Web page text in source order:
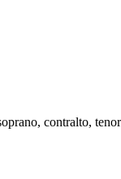
contralto,